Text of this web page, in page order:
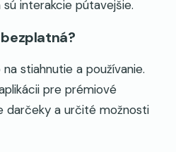
interakcie pútavejšie.
stiahnutie a používanie.
pre prémiové
darčeky a určité možnosti